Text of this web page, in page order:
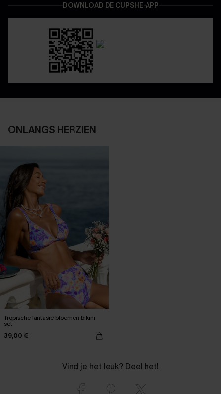
DOWNLOAD DE CUPSHE-APP
ONLANGS HERZIEN
Tropische fantasie bloemen bikini
set
39,00 €
Vind je het leuk? Deel het!